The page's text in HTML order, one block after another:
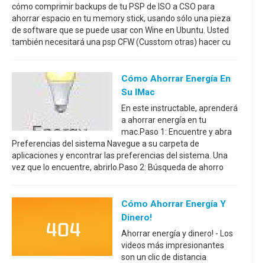
cómo comprimir backups de tu PSP de ISO a CSO para
ahorrar espacio en tu memory stick, usando sólo una pieza
de software que se puede usar con Wine en Ubuntu. Usted
también necesitará una psp CFW (Cusstom otras) hacer cu
Cómo Ahorrar Energía En
Su IMac
En este instructable, aprenderá
a ahorrar energía en tu
mac.Paso 1: Encuentre y abra
Preferencias del sistema Navegue a su carpeta de
aplicaciones y encontrar las preferencias del sistema. Una
vez que lo encuentre, abrirlo.Paso 2: Búsqueda de ahorro
Cómo Ahorrar Energía Y
Dinero!
Ahorrar energía y dinero! - Los
videos más impresionantes
son un clic de distancia